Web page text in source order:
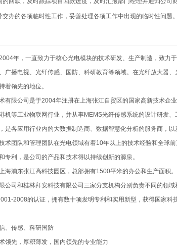
办的各项临时性工作，妥善处理各项工作中出现的临时性问题。
年，一直致力于核心光电模块的技术研发、生产制造，致力
广播电视、光纤传感、国防、科研教育等领域。在光纤放大器
着领先的地位。
有限公司是于2004年注册在上海张江自贸区的国家高新技术企
机等工业物联网行业，并从事MEMS光纤传感系统的设计研发
是各应用行业内的大数据制造商、数据智慧化分析的服务商，以
术团队和管理团队在光电领域有着10年以上的技术经验和全球
专利，是公司的产品和技术得以持续创新的源泉。
海浦东张江高科技园区，总部拥有1500平米的办公和生产面积
公司和桂林拜安科技有限公司三家分支机构分别负责不同的领域
2008的认证，拥有数十项发明专利和实用新型，获得国家科
、传感、科研国防
领先，厚积薄发，国内领先的专业能力